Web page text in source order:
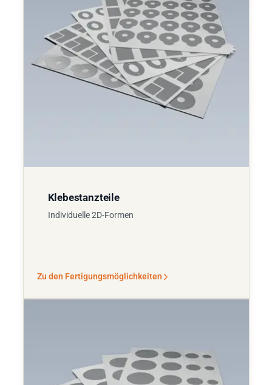
Klebestanzteile
Individuelle 2D-Formen
Zu den Fertigungsmöglichkeiten